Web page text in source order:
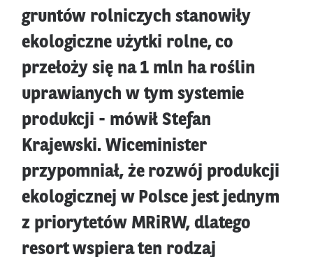
gruntów rolniczych stanowiły
ekologiczne użytki rolne, co
przełoży się na 1 mln ha roślin
uprawianych w tym systemie
produkcji - mówił Stefan
Krajewski. Wiceminister
przypomniał, że rozwój produkcji
ekologicznej w Polsce jest jednym
z priorytetów MRiRW, dlatego
resort wspiera ten rodzaj